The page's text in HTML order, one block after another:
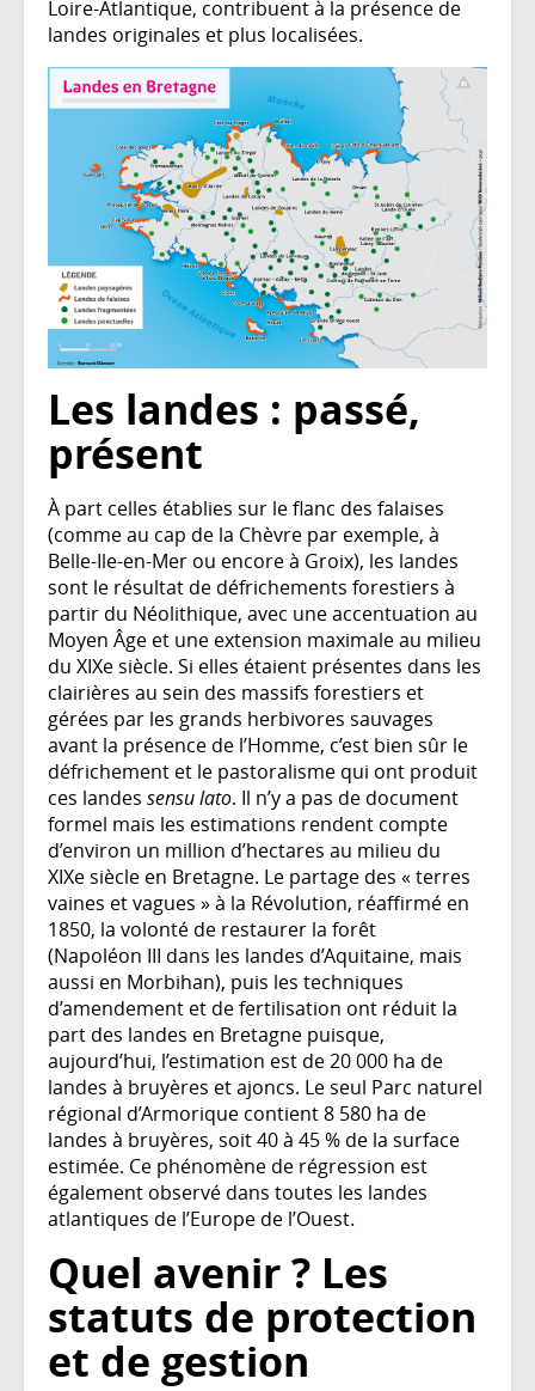
Loire-Atlantique, contribuent à la présence de
landes originales et plus localisées.
Les landes : passé,
présent
À part celles établies sur le flanc des falaises
(comme au cap de la Chèvre par exemple, à
Belle-Ile-en-Mer ou encore à Groix), les landes
sont le résultat de défrichements forestiers à
partir du Néolithique, avec une accentuation au
Moyen Âge et une extension maximale au milieu
du XIXe siècle. Si elles étaient présentes dans les
clairières au sein des massifs forestiers et
gérées par les grands herbivores sauvages
avant la présence de l’Homme, c’est bien sûr le
défrichement et le pastoralisme qui ont produit
ces landes sensu lato. Il n’y a pas de document
formel mais les estimations rendent compte
d’environ un million d’hectares au milieu du
XIXe siècle en Bretagne. Le partage des « terres
vaines et vagues » à la Révolution, réaffirmé en
1850, la volonté de restaurer la forêt
(Napoléon III dans les landes d’Aquitaine, mais
aussi en Morbihan), puis les techniques
d’amendement et de fertilisation ont réduit la
part des landes en Bretagne puisque,
aujourd’hui, l’estimation est de 20 000 ha de
landes à bruyères et ajoncs. Le seul Parc naturel
régional d’Armorique contient 8 580 ha de
landes à bruyères, soit 40 à 45 % de la surface
estimée. Ce phénomène de régression est
également observé dans toutes les landes
atlantiques de l’Europe de l’Ouest.
Quel avenir ? Les
statuts de protection
et de gestion